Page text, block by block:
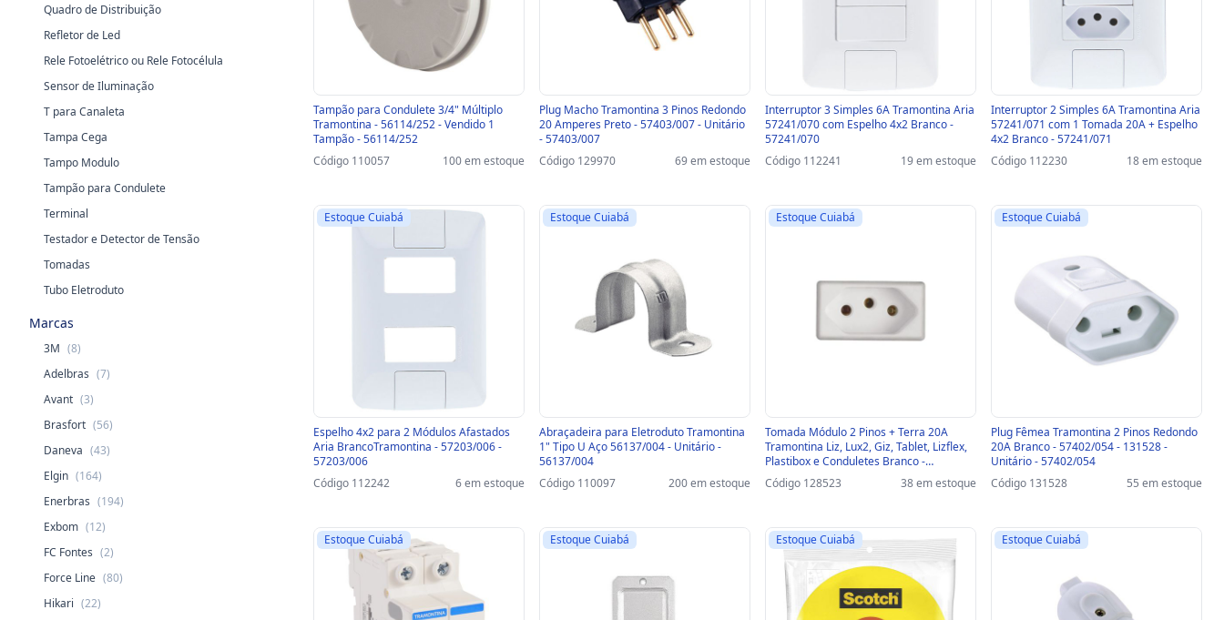
Quadro de Distribuição
Refletor de Led
Rele Fotoelétrico ou Rele Fotocélula
Sensor de Iluminação
T para Canaleta
Tampa Cega
Tampo Modulo
Tampão para Condulete
Terminal
Testador e Detector de Tensão
Tomadas
Tubo Eletroduto
Marcas
3M (8)
Adelbras (7)
Avant (3)
Brasfort (56)
Daneva (43)
Elgin (164)
Enerbras (194)
Exbom (12)
FC Fontes (2)
Force Line (80)
Hikari (22)
Tampão para Condulete 3/4" Múltiplo
Tramontina - 56114/252 - Vendido 1
Tampão - 56114/252
Código 110057
100 em estoque
Plug Macho Tramontina 3 Pinos Redondo
20 Amperes Preto - 57403/007 - Unitário
- 57403/007
Código 129970
69 em estoque
Interruptor 3 Simples 6A Tramontina Aria
57241/070 com Espelho 4x2 Branco -
57241/070
Código 112241
19 em estoque
Interruptor 2 Simples 6A Tramontina Aria
57241/071 com 1 Tomada 20A + Espelho
4x2 Branco - 57241/071
Código 112230
18 em estoque
Estoque Cuiabá
Espelho 4x2 para 2 Módulos Afastados
Aria BrancoTramontina - 57203/006 -
57203/006
Código 112242
6 em estoque
Estoque Cuiabá
Abraçadeira para Eletroduto Tramontina
1" Tipo U Aço 56137/004 - Unitário -
56137/004
Código 110097
200 em estoque
Estoque Cuiabá
Tomada Módulo 2 Pinos + Terra 20A
Tramontina Liz, Lux2, Giz, Tablet, Lizflex,
Plastibox e Conduletes Branco -
57115/038 - 57115/038
Código 128523 38 em estoque
Estoque Cuiabá
Plug Fêmea Tramontina 2 Pinos Redondo
20A Branco - 57402/054 - 131528 -
Unitário - 57402/054
Código 131528
55 em estoque
Estoque Cuiabá Estoque Cuiabá Estoque Cuiabá Estoque Cuiabá